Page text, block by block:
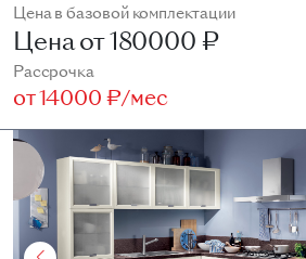
Цена в базовой комплектации
Цена от180000 ₽
Рассрочка
от14000 ₽/мес